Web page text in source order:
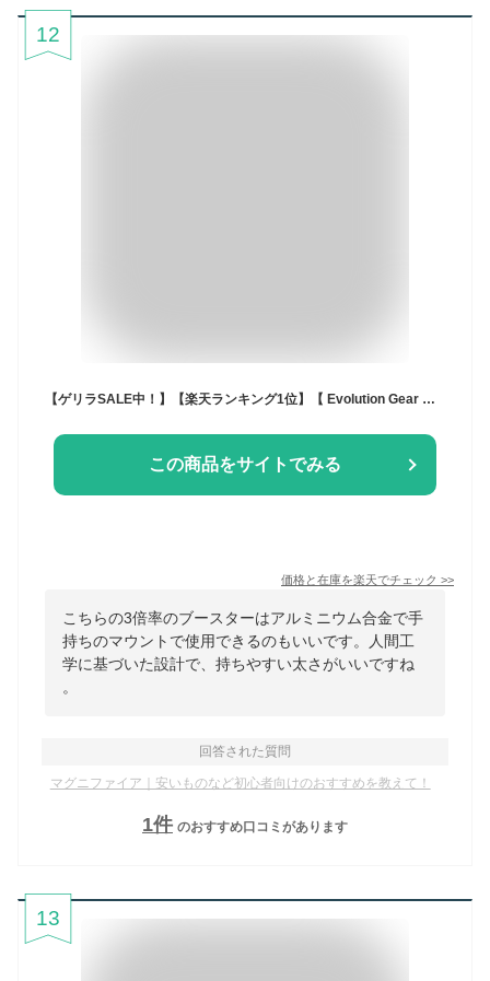
12
この商品をサイトでみる
価格と在庫を楽天でチェック >>
こちらの3倍率のブースターはアルミニウム合金で手
持ちのマウントで使用できるのもいいです。人間工
学に基づいた設計で、持ちやすい太さがいいですね
。
回答された質問
マグニファイア｜安いものなど初心者向けのおすすめを教えて！
1件 のおすすめ口コミがあります
13